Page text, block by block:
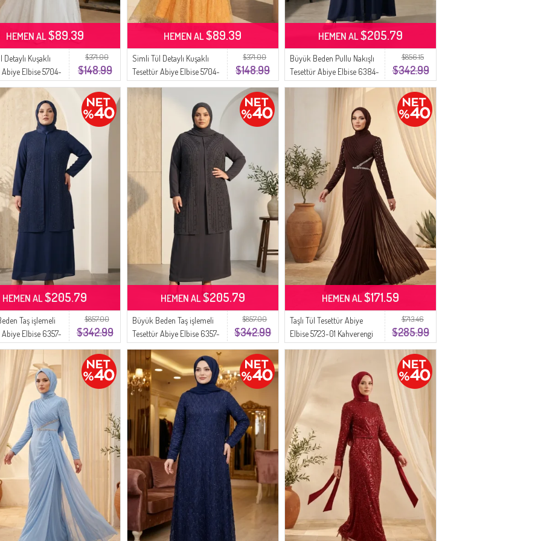
$371.00
$148.99
Kuşaklı
Elbise 5704-
HEMEN AL$89.39
$371.00
$148.99
Simli Tül Detaylı Kuşaklı
Tesettür Abiye Elbise 5704-
07 Hardal
HEMEN AL$89.39
$856.15
$342.99
Büyük Beden Pullu Nakışlı
Tesettür Abiye Elbise 6384-
02 Lacivert
HEMEN AL$205.79
$857.00
$342.99
Taş işlemeli
Elbise 6357-
HEMEN AL$205.79
$857.00
$342.99
Büyük Beden Taş işlemeli
Tesettür Abiye Elbise 6357-
05 Gri
HEMEN AL$205.79
$713.46
$285.99
Taşlı Tül Tesettür Abiye
Elbise 5723-01 Kahverengi
HEMEN AL$171.59